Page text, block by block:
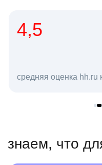
4,5
средняя оценка hh.ru
знаем, что